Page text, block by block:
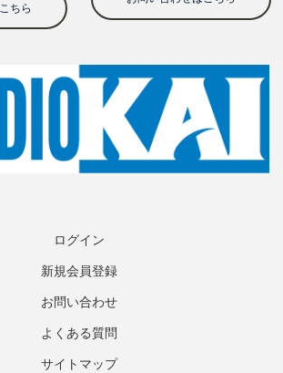
ログイン
新規会員登録
お問い合わせ
よくある質問
サイトマップ